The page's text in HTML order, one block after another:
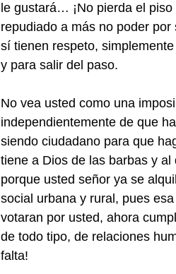
le gustará… ¡No pierda el
repudiado a más no poder
sí tienen respeto,
y para salir del paso.
No vea usted como una
independientemente de que
siendo ciudadano para que
tiene a Dios de las barbas y
porque usted señor ya se
social urbana y rural, pues
votaran por usted, ahora
de todo tipo, de relaciones
falta!